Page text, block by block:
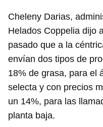
Cheleny Darias,
Helados Coppelia dijo
pasado que a la
envían dos tipos de
18% de grasa, para el
selecta y con precios
un 14%, para las
planta baja.